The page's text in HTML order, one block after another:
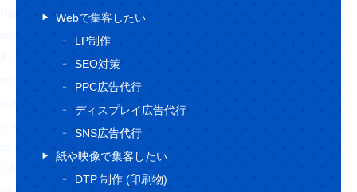
Webで集客したい
LP制作
SEO対策
PPC広告代行
ディスプレイ広告代行
SNS広告代行
紙や映像で集客したい
DTP 制作 (印刷物)
(function (d, s, id) {
var js, fjs = d.getElementsByTagName(s)[0];
if (d.getElementById(id)) return;
js = d.createElement(s);